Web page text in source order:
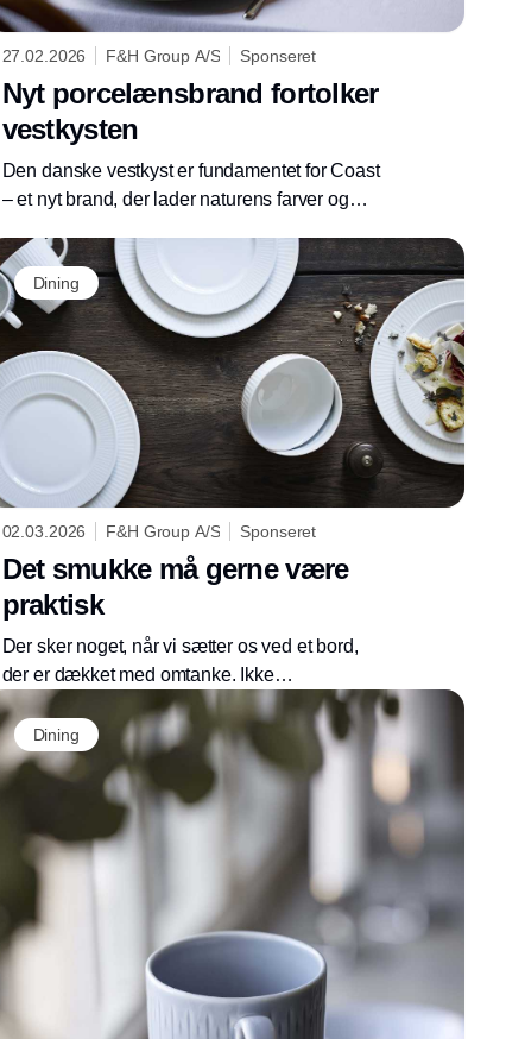
27.02.2026 F&H Group A/S Sponseret
Nyt porcelænsbrand fortolker
vestkysten
Den danske vestkyst er fundamentet for Coast
– et nyt brand, der lader naturens farver og
Horizon markerer brandets første skridt og er
skabt i tæt samarbejde med designduoen
Steffensen & Würtz, hvor afdæmpede farver
og enkle linjer smelter sammen til et klassisk
stel, der både matcher hverdagens behov og
de mere festlige anledninger.
Dining
02.03.2026 F&H Group A/S Sponseret
Det smukke må gerne være
praktisk
Der sker noget, når vi sætter os ved et bord,
der er dækket med omtanke. Ikke
nødvendigvis med stearinlys og tre retter, men
med tallerkner, skåle og fade, der gør måltidet
lidt mere indbydende.
Dining